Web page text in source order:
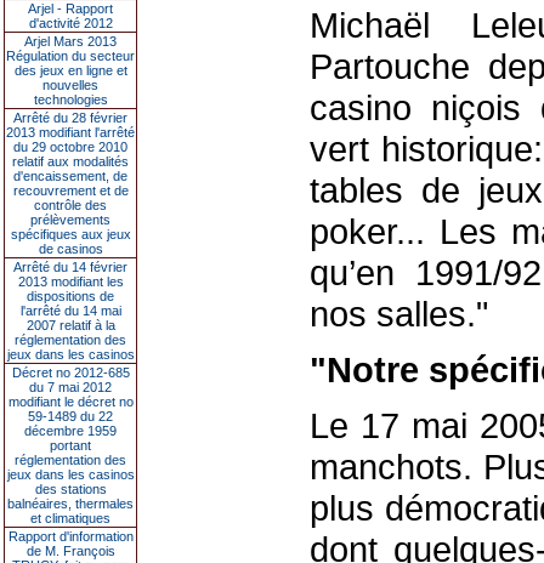
Arjel - Rapport
d'activité 2012
Arjel Mars 2013
Régulation du secteur
des jeux en ligne et
nouvelles
technologies
Arrêté du 28 février
2013 modifiant l'arrêté
du 29 octobre 2010
relatif aux modalités
d'encaissement, de
recouvrement et de
contrôle des
prélèvements
spécifiques aux jeux
de casinos
Arrêté du 14 février
2013 modifiant les
dispositions de
l'arrêté du 14 mai
2007 relatif à la
réglementation des
jeux dans les casinos
Décret no 2012-685
du 7 mai 2012
modifiant le décret no
59-1489 du 22
décembre 1959
portant
réglementation des
jeux dans les casinos
des stations
balnéaires, thermales
et climatiques
Rapport d'information
de M. François
Michaël
Partouche
casino niçois
vert
tables de
poker... Les
qu’en 1991/
nos salles."
"Notre
Le 17 mai
manchots.
plus
dont